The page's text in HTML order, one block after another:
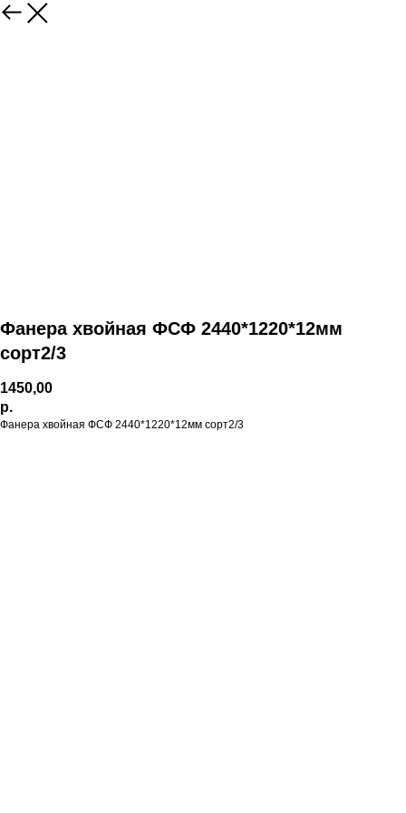
Фанера хвойная ФСФ 2440*1220*12мм
сорт2/3
1450,00
р.
Фанера хвойная ФСФ 2440*1220*12мм сорт2/3